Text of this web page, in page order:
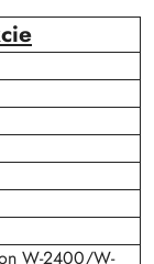
W-2400/W-